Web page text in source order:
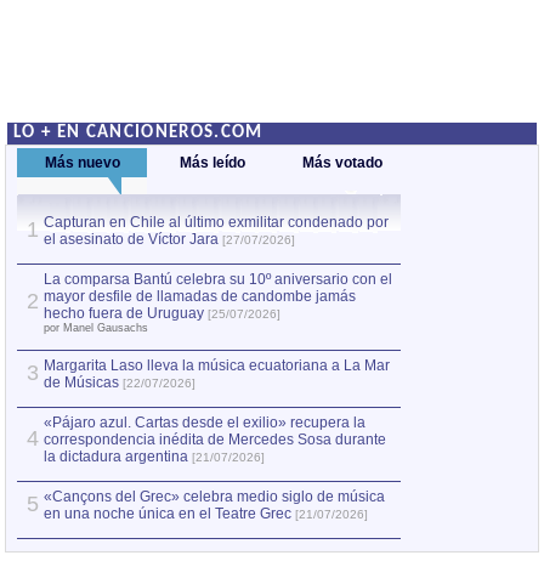
LO + EN CANCIONEROS.COM
Más nuevo Más leído Más votado
1 Capturan en Chile al último exmilitar condenado por
el asesinato de Víctor Jara [27/07/2026]
2
La comparsa Bantú celebra su 10º aniversario con el
mayor desfile de llamadas de candombe jamás
hecho fuera de Uruguay [25/07/2026]
por Manel Gausachs
3 Margarita Laso lleva la música ecuatoriana a La Mar
de Músicas [22/07/2026]
4
«Pájaro azul. Cartas desde el exilio» recupera la
correspondencia inédita de Mercedes Sosa durante
la dictadura argentina [21/07/2026]
5 «Cançons del Grec» celebra medio siglo de música
en una noche única en el Teatre Grec [21/07/2026]